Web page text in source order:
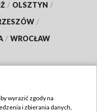
/ OLSZTYN /
/
/ WROCŁAW
wyrazić zgody na
i zbierania danych,